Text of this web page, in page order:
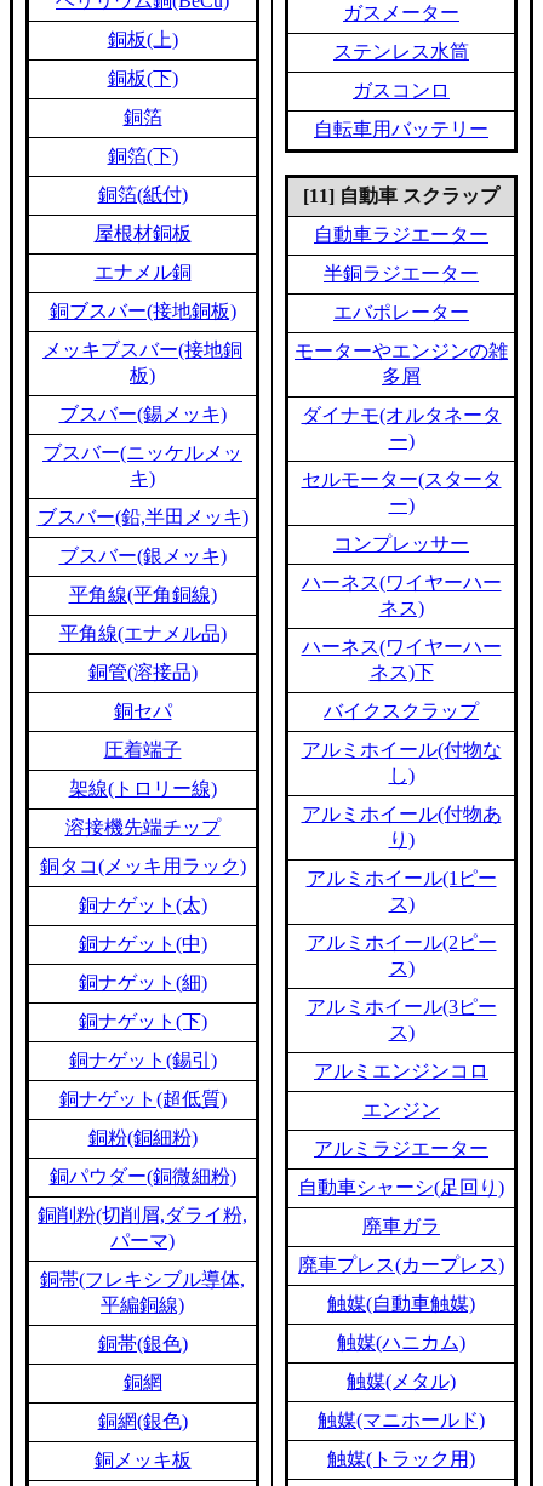
銅板(上)
銅板(下)
銅箔
銅箔(下)
銅箔(紙付)
屋根材銅板
エナメル銅
銅ブスバー(接地銅板)
メッキブスバー(接地銅
板)
ブスバー(錫メッキ)
ブスバー(ニッケルメッ
キ)
ブスバー(鉛,半田メッキ)
ブスバー(銀メッキ)
平角線(平角銅線)
平角線(エナメル品)
銅管(溶接品)
銅セパ
圧着端子
架線(トロリー線)
溶接機先端チップ
銅タコ(メッキ用ラック)
銅ナゲット(太)
銅ナゲット(中)
銅ナゲット(細)
銅ナゲット(下)
銅ナゲット(錫引)
銅ナゲット(超低質)
銅粉(銅細粉)
銅パウダー(銅微細粉)
銅削粉(切削屑,ダライ粉,
パーマ)
銅帯(フレキシブル導体,
平編銅線)
銅帯(銀色)
銅網
銅網(銀色)
銅メッキ板
ガスメーター
ステンレス水筒
ガスコンロ
自転車用バッテリー
[11] 自動車 スクラップ
自動車ラジエーター
半銅ラジエーター
エバポレーター
モーターやエンジンの雑
多屑
ダイナモ(オルタネータ
ー)
セルモーター(スタータ
ー)
コンプレッサー
ハーネス(ワイヤーハー
ネス)
ハーネス(ワイヤーハー
ネス)下
バイクスクラップ
アルミホイール(付物な
し)
アルミホイール(付物あ
り)
アルミホイール(1ピー
ス)
アルミホイール(2ピー
ス)
アルミホイール(3ピー
ス)
アルミエンジンコロ
エンジン
アルミラジエーター
自動車シャーシ(足回り)
廃車ガラ
廃車プレス(カープレス)
触媒(自動車触媒)
触媒(ハニカム)
触媒(メタル)
触媒(マニホールド)
触媒(トラック用)